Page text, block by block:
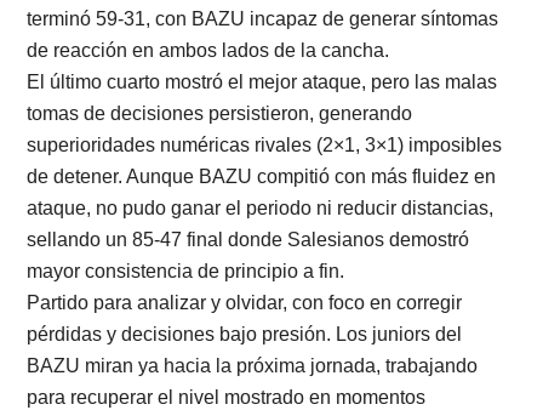
terminó 59-31, con BAZU incapaz de generar síntomas
de reacción en ambos lados de la cancha.
El último cuarto mostró el mejor ataque, pero las malas
tomas de decisiones persistieron, generando
superioridades numéricas rivales (2×1, 3×1) imposibles
de detener. Aunque BAZU compitió con más fluidez en
ataque, no pudo ganar el periodo ni reducir distancias,
sellando un 85-47 final donde Salesianos demostró
mayor consistencia de principio a fin.
Partido para analizar y olvidar, con foco en corregir
pérdidas y decisiones bajo presión. Los juniors del
BAZU miran ya hacia la próxima jornada, trabajando
para recuperar el nivel mostrado en momentos